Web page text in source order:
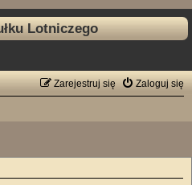
Lotniczego
Zaloguj się
Zarejestruj się